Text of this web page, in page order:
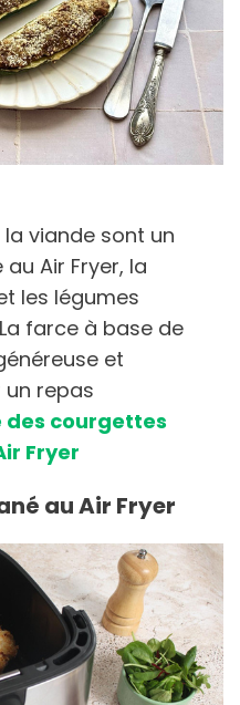
viande sont un
Air Fryer, la
les légumes
farce à base de
et
repas
courgettes
Fryer
au Air Fryer